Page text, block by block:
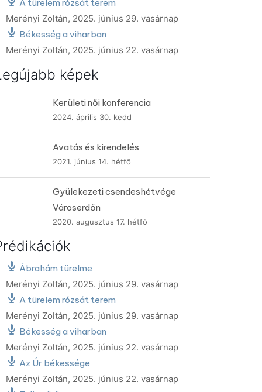
A türelem rózsát terem
Merényi Zoltán, 2025. június 29. vasárnap
Békesség a viharban
Merényi Zoltán, 2025. június 22. vasárnap
képek
Kerületi női konferencia
2024. április 30. kedd
Avatás és kirendelés
2021. június 14. hétfő
Gyülekezeti csendeshétvége
Városerdőn
2020. augusztus 17. hétfő
Ábrahám türelme
Merényi Zoltán, 2025. június 29. vasárnap
A türelem rózsát terem
Merényi Zoltán, 2025. június 29. vasárnap
Békesség a viharban
Merényi Zoltán, 2025. június 22. vasárnap
Az Úr békessége
Merényi Zoltán, 2025. június 22. vasárnap